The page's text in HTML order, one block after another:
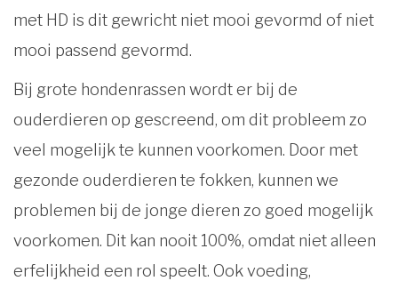
met HD is dit gewricht niet mooi gevormd of niet
mooi passend gevormd.
Bij grote hondenrassen wordt er bij de
ouderdieren op gescreend, om dit probleem zo
veel mogelijk te kunnen voorkomen. Door met
gezonde ouderdieren te fokken, kunnen we
problemen bij de jonge dieren zo goed mogelijk
voorkomen. Dit kan nooit 100%, omdat niet alleen
erfelijkheid een rol speelt. Ook voeding,